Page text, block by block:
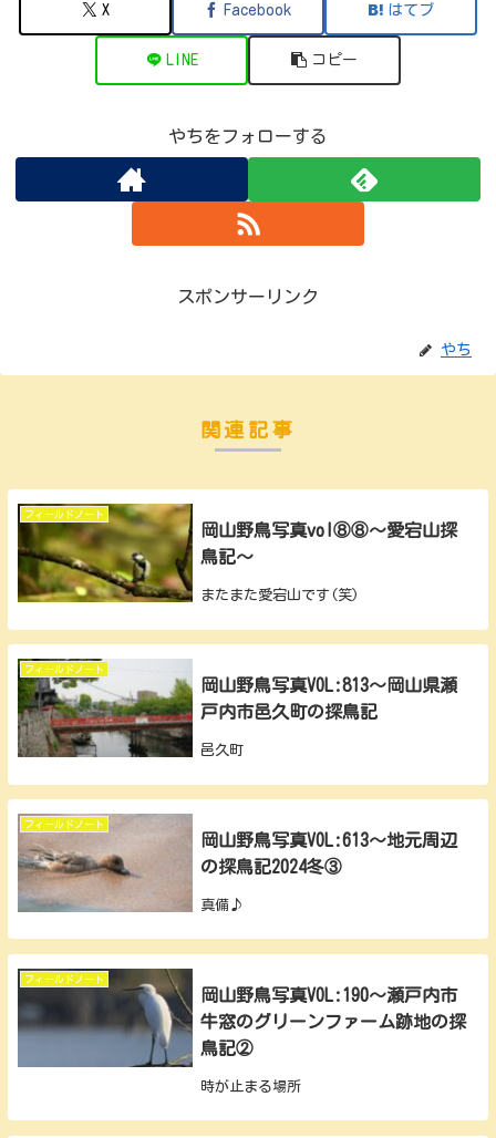
X Facebook はてブ
LINE コピー
やちをフォローする
スポンサーリンク
やち
関連記事
フィールドノート
岡山野鳥写真vol⑧⑧～愛宕山探
鳥記～
またまた愛宕山です(笑)
フィールドノート
岡山野鳥写真VOL:813～岡山県瀬
戸内市邑久町の探鳥記
邑久町
フィールドノート
岡山野鳥写真VOL:613～地元周辺
の探鳥記2024冬③
真備♪
フィールドノート
岡山野鳥写真VOL:190～瀬戸内市
牛窓のグリーンファーム跡地の探
鳥記②
時が止まる場所